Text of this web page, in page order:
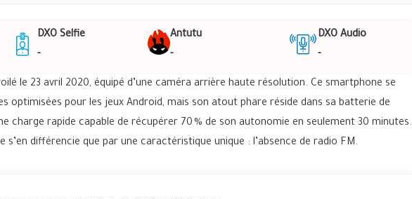
DXO Selfie
-
Antutu
-
DXO Audio
-
le 23 avril 2020, équipé d’une caméra arrière haute résolution. Ce smartphone se
optimisées pour les jeux Android, mais son atout phare réside dans sa batterie de
charge rapide capable de récupérer 70 % de son autonomie en seulement 30 minutes.
s’en différencie que par une caractéristique unique : l’absence de radio FM.